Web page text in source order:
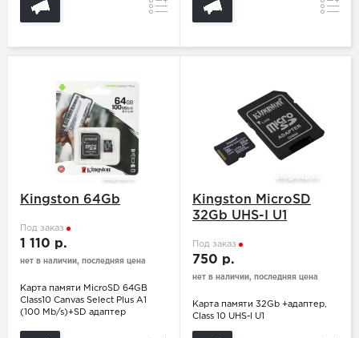
Сравнение
Kingston 64Gb
Под заказ
1 110 р.
нет в наличии, последняя цена
Карта памяти MicroSD 64GB
Class10 Canvas Select Plus A1
(100 Mb/s)+SD адаптер
Kingston MicroSD
32Gb UHS-I U1
Под заказ
750 р.
нет в наличии, последняя цена
Карта памяти 32Gb +адаптер,
Class 10 UHS-I U1